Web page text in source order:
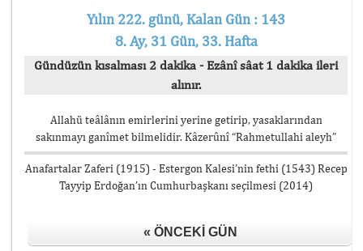
Yılın 222. günü, Kalan Gün : 143
8. Ay, 31 Gün, 33. Hafta
Gündüzün kısalması 2 dakika - Ezânî sâat 1 dakika ileri
alınır.
Allahü teâlânın emirlerini yerine getirip, yasaklarından
sakınmayı ganîmet bilmelidir. Kâzerûnî “Rahmetullahi aleyh”
Anafartalar Zaferi (1915) - Estergon Kalesi’nin fethi (1543) Recep
Tayyip Erdoğan’ın Cumhurbaşkanı seçilmesi (2014)
« ÖNCEKI GÜN